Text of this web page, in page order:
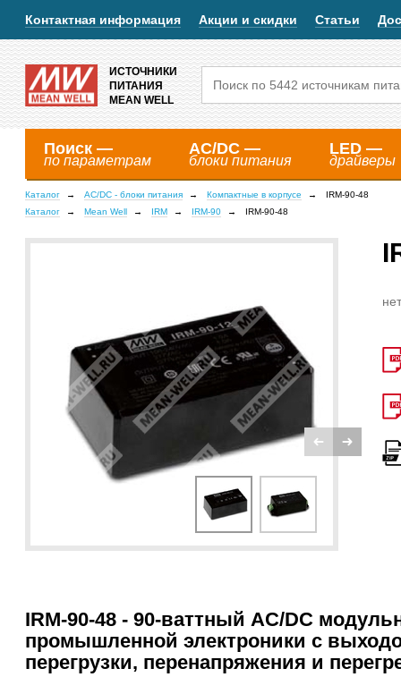
Контактная информация Акции и скидки Статьи
ИСТОЧНИКИ
ПИТАНИЯ
MEAN WELL
Поиск —
по параметрам
AC/DC —
блоки питания
LED —
драйверы
Каталог AC/DC - блоки питания Компактные в корпусе
IRM-90-48
Каталог
Mean Well IRM IRM-90 IRM-90-48
IRM-90-48 - 90-ваттный AC/DC
промышленной электроники с
перегрузки, перенапряжения и